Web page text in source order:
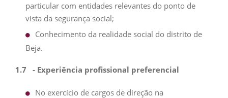
particular com entidades relevantes do ponto de
vista da segurança social;
Conhecimento da realidade social do distrito de
Beja.
1.7 - Experiência profissional preferencial
No exercício de cargos de direção na